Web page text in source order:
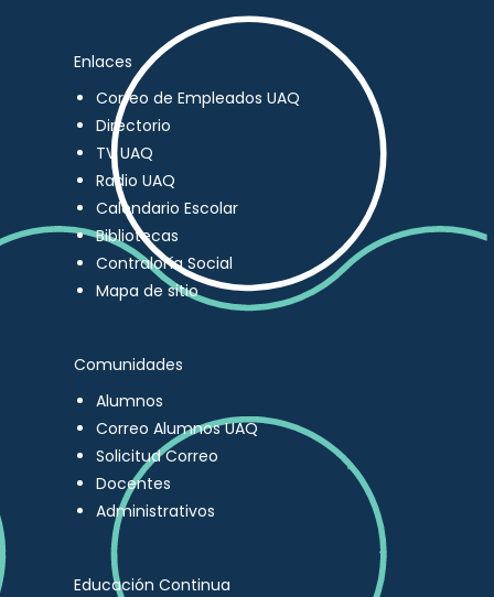
Enlaces
Correo de Empleados UAQ
Directorio
TV UAQ
Radio UAQ
Calendario Escolar
Bibliotecas
Contraloría Social
Mapa de sitio
Comunidades
Alumnos
Correo Alumnos UAQ
Solicitud Correo
Docentes
Administrativos
Educación Continua